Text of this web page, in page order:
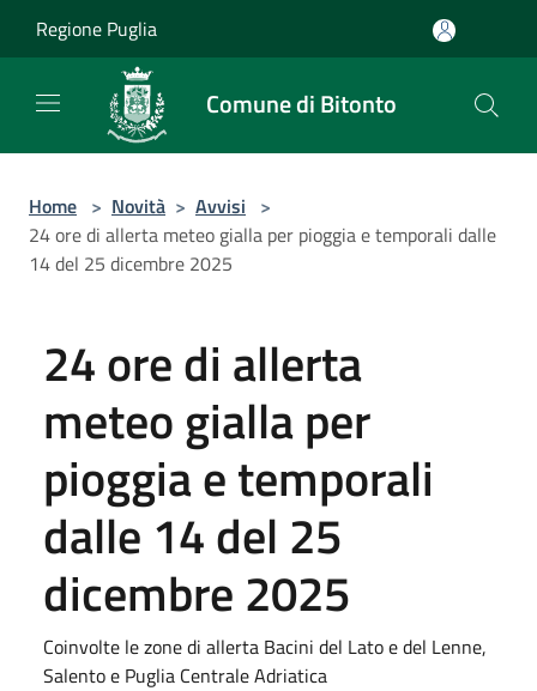
Regione Puglia
Comune di Bitonto
Home > Novità > Avvisi >
24 ore di allerta meteo gialla per pioggia e temporali dalle
14 del 25 dicembre 2025
24 ore di allerta
meteo gialla per
pioggia e temporali
dalle 14 del 25
dicembre 2025
Coinvolte le zone di allerta Bacini del Lato e del Lenne,
Salento e Puglia Centrale Adriatica